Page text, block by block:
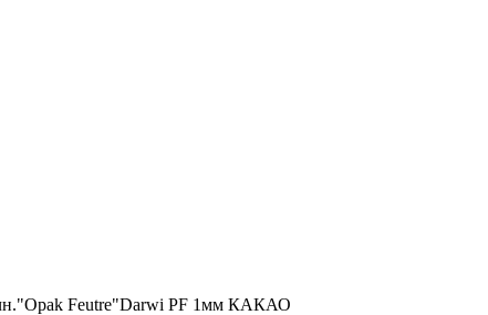
Feutre"Darwi PF 1мм КАКАО